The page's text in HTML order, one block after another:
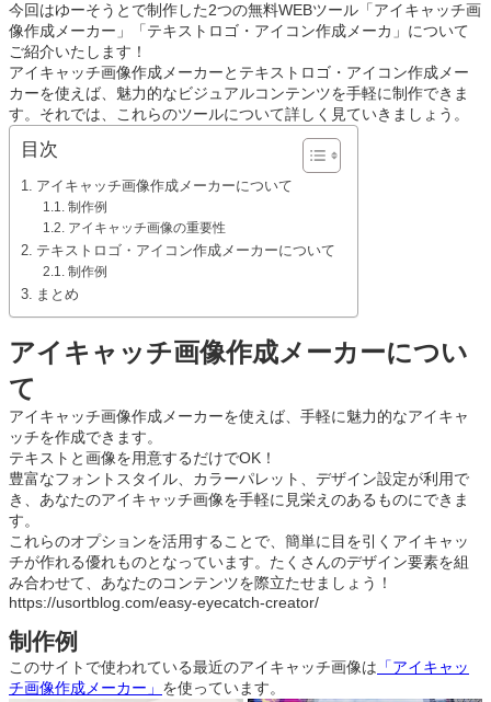
今回はゆーそうとで制作した2つの無料WEBツール「アイキャッチ画
像作成メーカー」「テキストロゴ・アイコン作成メーカ」について
ご紹介いたします！
アイキャッチ画像作成メーカーとテキストロゴ・アイコン作成メー
カーを使えば、魅力的なビジュアルコンテンツを手軽に制作できま
す。それでは、これらのツールについて詳しく見ていきましょう。
目次
アイキャッチ画像作成メーカーについて
制作例
アイキャッチ画像の重要性
テキストロゴ・アイコン作成メーカーについて
制作例
まとめ
アイキャッチ画像作成メーカーについ
て
アイキャッチ画像作成メーカーを使えば、手軽に魅力的なアイキャ
ッチを作成できます。
テキストと画像を用意するだけでOK！
豊富なフォントスタイル、カラーパレット、デザイン設定が利用で
き、あなたのアイキャッチ画像を手軽に見栄えのあるものにできま
す。
これらのオプションを活用することで、簡単に目を引くアイキャッ
チが作れる優れものとなっています。たくさんのデザイン要素を組
み合わせて、あなたのコンテンツを際立たせましょう！
https://usortblog.com/easy-eyecatch-creator/
制作例
このサイトで使われている最近のアイキャッチ画像は 「アイキャッ
チ画像作成メーカー」 を使っています。